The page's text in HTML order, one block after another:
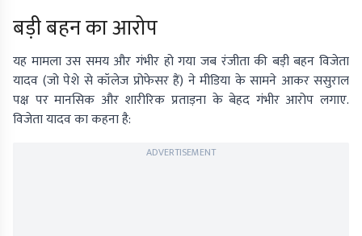
बड़ी बहन का आरोप
यह मामला उस समय और गंभीर हो गया जब रंजीता की बड़ी बहन विजेता
यादव (जो पेशे से कॉलेज प्रोफेसर हैं) ने मीडिया के सामने आकर ससुराल
पक्ष पर मानसिक और शारीरिक प्रताड़ना के बेहद गंभीर आरोप लगाए.
विजेता यादव का कहना है:
ADVERTISEMENT